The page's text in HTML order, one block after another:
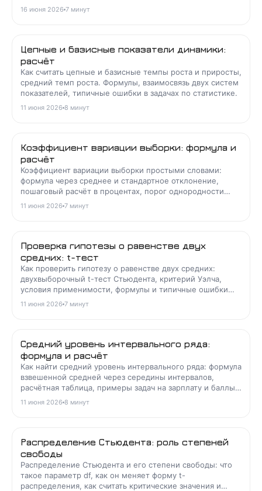
16 июня 2026 7 минут
Цепные и базисные показатели динамики:
расчёт
Как считать цепные и базисные темпы роста и приросты,
средний темп роста. Формулы, взаимосвязь двух систем
показателей, типичные ошибки в задачах по статистике.
11 июня 2026 8 минут
Коэффициент вариации выборки: формула и
расчёт
Коэффициент вариации выборки простыми словами:
формула через среднее и стандартное отклонение,
пошаговый расчёт в процентах, порог однородности
33% и где студенты ошибаются в задачах по статистике.
11 июня 2026 7 минут
Проверка гипотезы о равенстве двух
средних: t-тест
Как проверить гипотезу о равенстве двух средних:
двухвыборочный t-тест Стьюдента, критерий Уэлча,
условия применимости, формулы и типичные ошибки
студентов.
11 июня 2026 7 минут
Средний уровень интервального ряда:
формула и расчёт
Как найти средний уровень интервального ряда: формула
взвешенной средней через середины интервалов,
расчётная таблица, примеры задач на зарплату и баллы,
частые ошибки.
11 июня 2026 8 минут
Распределение Стьюдента: роль степеней
свободы
Распределение Стьюдента и его степени свободы: что
такое параметр df, как он меняет форму t-
распределения, как считать критические значения и